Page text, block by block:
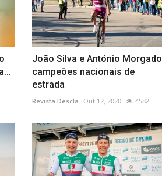
João Silva e António Morgado
campeões nacionais de
estrada
Revista Descla Out 12, 2020 4582